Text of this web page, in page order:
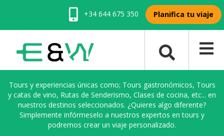
+34 644 675 350 Planifica tu viaje
Tours y experiencias únicas como; Tours gastronómicos, Tours
y catas de vino, Rutas de Senderismo, Clases de cocina, etc... en
nuestros destinos seleccionados. ¿Quieres algo diferente?
Simplemente infórmeselo a nuestros expertos en tours y
podremos crear un viaje personalizado.